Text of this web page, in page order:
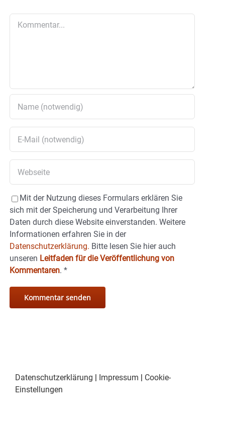
Mit der Nutzung dieses Formulars erklären Sie
sich mit der Speicherung und Verarbeitung Ihrer
Daten durch diese Website einverstanden. Weitere
Informationen erfahren Sie in der
Datenschutzerklärung. Bitte lesen Sie hier auch
unseren Leitfaden für die Veröffentlichung von
Kommentaren. *
Datenschutzerklärung Impressum
Cookie-
Einstellungen